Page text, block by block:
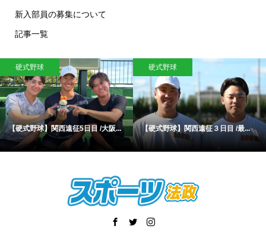
新入部員の募集について
記事一覧
球】関西遠征5日目 /大阪...
硬式野球
【硬式野球】関西遠征３日目 /最...
硬式
【硬式